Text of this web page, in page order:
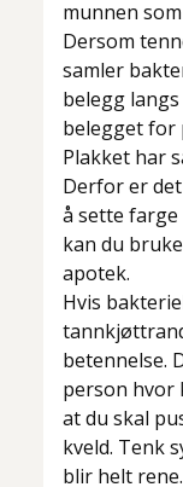
munnen
Dersom
samler
belegg
belegget for
Plakket har
Derfor er
å sette farge
kan du
apotek.
Hvis
betennelse.
person hvor
at du skal
kveld. Tenk
blir helt